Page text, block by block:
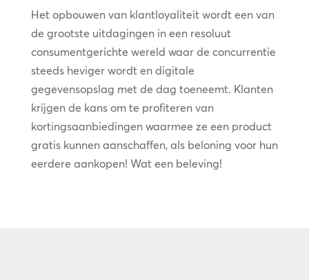
Het opbouwen van klantloyaliteit wordt een van
de grootste uitdagingen in een resoluut
consumentgerichte wereld waar de concurrentie
steeds heviger wordt en digitale
gegevensopslag met de dag toeneemt. Klanten
krijgen de kans om te profiteren van
kortingsaanbiedingen waarmee ze een product
gratis kunnen aanschaffen, als beloning voor hun
eerdere aankopen! Wat een beleving!